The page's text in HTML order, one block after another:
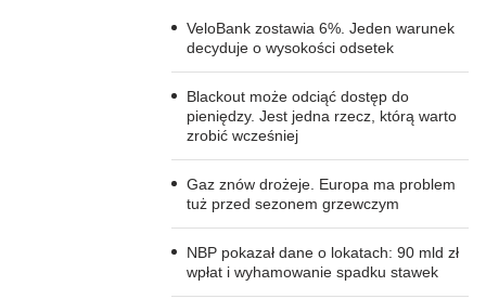
VeloBank zostawia 6%. Jeden warunek
decyduje o wysokości odsetek
Blackout może odciąć dostęp do
pieniędzy. Jest jedna rzecz, którą warto
zrobić wcześniej
Gaz znów drożeje. Europa ma problem
tuż przed sezonem grzewczym
NBP pokazał dane o lokatach: 90 mld zł
wpłat i wyhamowanie spadku stawek